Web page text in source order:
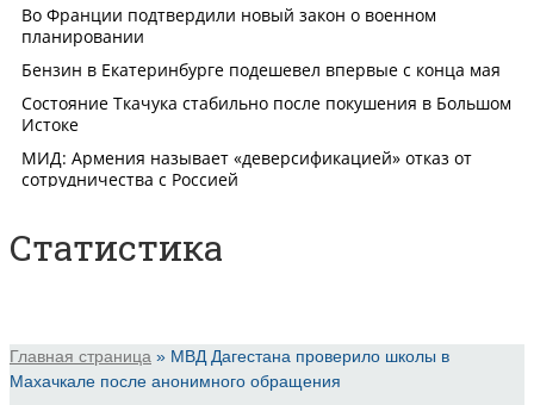
Статистика
Главная страница » МВД Дагестана проверило школы в
Махачкале после анонимного обращения